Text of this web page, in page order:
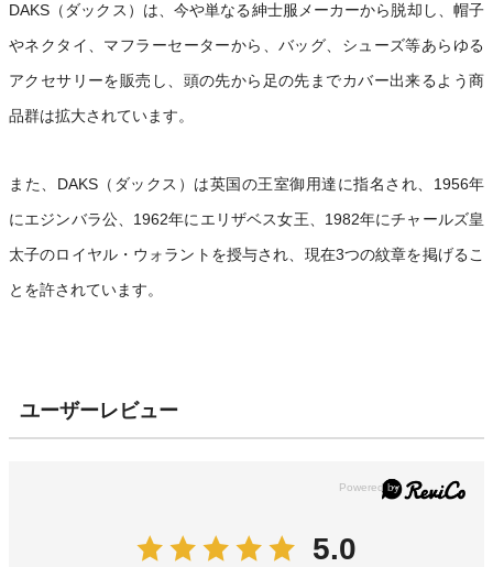
DAKS（ダックス）は、今や単なる紳士服メーカーから脱却し、帽子
やネクタイ、マフラーセーターから、バッグ、シューズ等あらゆる
アクセサリーを販売し、頭の先から足の先までカバー出来るよう商
品群は拡大されています。
また、DAKS（ダックス）は英国の王室御用達に指名され、1956年
にエジンバラ公、1962年にエリザベス女王、1982年にチャールズ皇
太子のロイヤル・ウォラントを授与され、現在3つの紋章を掲げるこ
とを許されています。
ユーザーレビュー
5.0